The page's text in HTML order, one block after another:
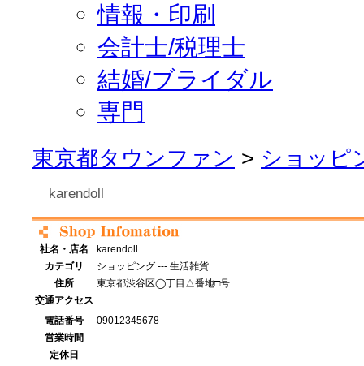
情報・印刷
会計士/税理士
結婚/ブライダル
専門
東京都タウンファン > ショッピ
karendoll
社名・店名
karendoll
カテゴリ
ショッピング --- 生活雑貨
住所
東京都渋谷区◯丁目△番地□号
交通アクセス
電話番号
09012345678
営業時間
定休日